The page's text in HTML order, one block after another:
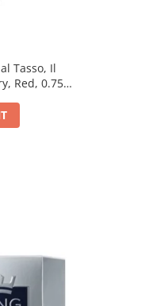
Tasso, Il
Red, 0.75L,